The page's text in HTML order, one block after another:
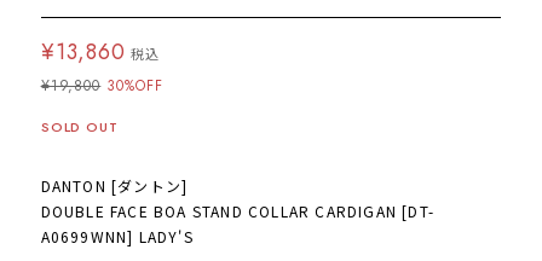
¥13,860 税込
¥19,800 30%OFF
SOLD OUT
DANTON [ダントン]
DOUBLE FACE BOA STAND COLLAR CARDIGAN [DT-
A0699WNN] LADY'S